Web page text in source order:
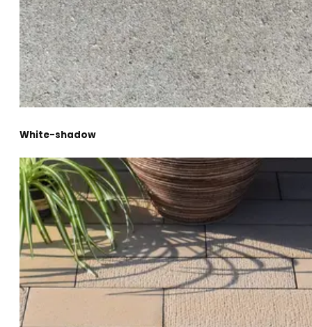
White-shadow